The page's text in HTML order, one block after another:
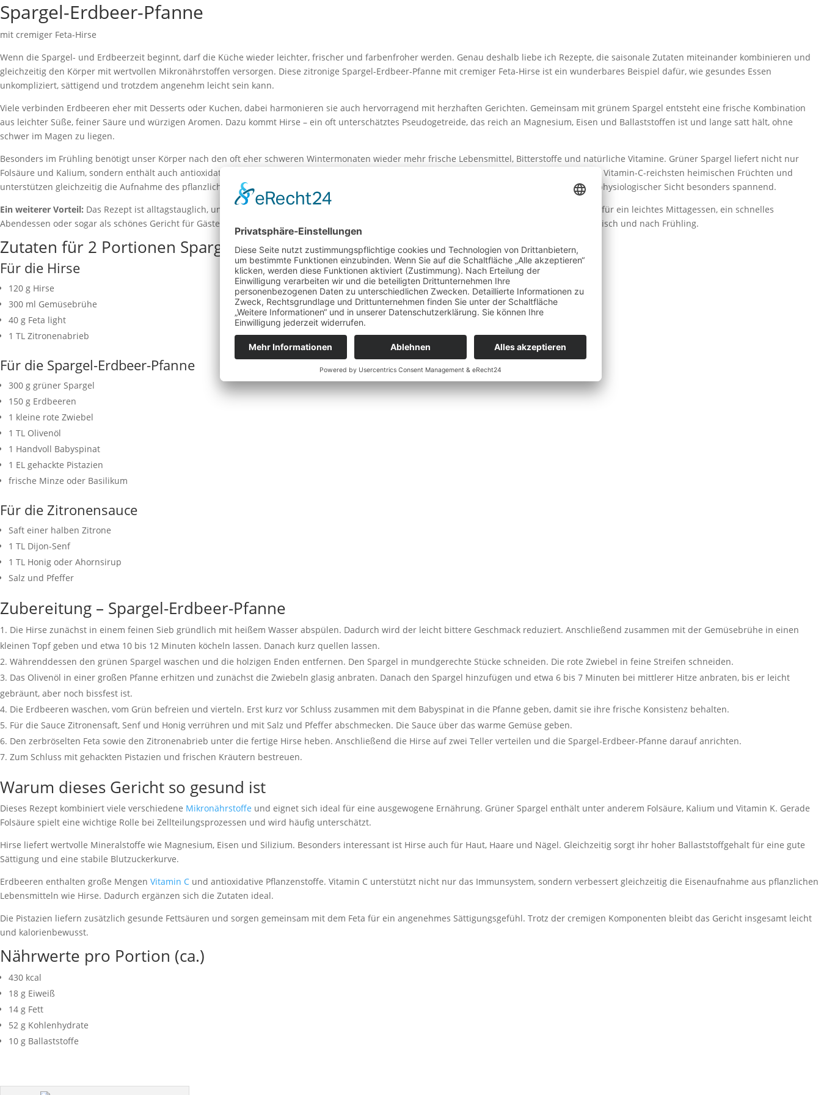
Spargel-Erdbeer-Pfanne
mit cremiger Feta-Hirse
Wenn die Spargel- und Erdbeerzeit beginnt, darf die Küche wieder leichter, frischer und farbenfroher werden. Genau deshalb liebe ich Rezepte, die saisonale Zutaten miteinander kombinieren und
gleichzeitig den Körper mit wertvollen Mikronährstoffen versorgen. Diese zitronige Spargel-Erdbeer-Pfanne mit cremiger Feta-Hirse ist ein wunderbares Beispiel dafür, wie gesundes Essen
unkompliziert, sättigend und trotzdem angenehm leicht sein kann.
Viele verbinden Erdbeeren eher mit Desserts oder Kuchen, dabei harmonieren sie auch hervorragend mit herzhaften Gerichten. Gemeinsam mit grünem Spargel entsteht eine frische Kombination
aus leichter Süße, feiner Säure und würzigen Aromen. Dazu kommt Hirse – ein oft unterschätztes Pseudogetreide, das reich an Magnesium, Eisen und Ballaststoffen ist und lange satt hält, ohne
schwer im Magen zu liegen.
Besonders im Frühling benötigt unser Körper nach den oft eher schweren Wintermonaten wieder mehr frische Lebensmittel, Bitterstoffe und natürliche Vitamine. Grüner Spargel liefert nicht nur
Folsäure und Kalium, sondern enthält auch antioxidative Pflanzenstoffe, die unsere Zellen schützen können. Erdbeeren wiederum gehören zu den Vitamin-C-reichsten heimischen Früchten und
unterstützen gleichzeitig die Aufnahme des pflanzlichen Eisens aus der Hirse. Genau diese Kombination macht das Gericht auch aus ernährungsphysiologischer Sicht besonders spannend.
Ein weiterer Vorteil: Das Rezept ist alltagstauglich, unkompliziert und steht in weniger als 30 Minuten auf dem Tisch. Damit eignet es sich perfekt für ein leichtes Mittagessen, ein schnelles
Abendessen oder sogar als schönes Gericht für Gäste. Durch die frischen Kräuter und die zitronige Sauce schmeckt die Pfanne wunderbar aromatisch und nach Frühling.
Zutaten für 2 Portionen Spargel-Erdbeer-Pfanne
Für die Hirse
120 g Hirse
300 ml Gemüsebrühe
40 g Feta light
1 TL Zitronenabrieb
Für die Spargel-Erdbeer-Pfanne
300 g grüner Spargel
150 g Erdbeeren
1 kleine rote Zwiebel
1 TL Olivenöl
1 Handvoll Babyspinat
1 EL gehackte Pistazien
frische Minze oder Basilikum
Für die Zitronensauce
Saft einer halben Zitrone
1 TL Dijon-Senf
1 TL Honig oder Ahornsirup
Salz und Pfeffer
Zubereitung – Spargel-Erdbeer-Pfanne
Die Hirse zunächst in einem feinen Sieb gründlich mit heißem Wasser abspülen. Dadurch wird der leicht bittere Geschmack reduziert. Anschließend zusammen mit der Gemüsebrühe in einen
kleinen Topf geben und etwa 10 bis 12 Minuten köcheln lassen. Danach kurz quellen lassen.
Währenddessen den grünen Spargel waschen und die holzigen Enden entfernen. Den Spargel in mundgerechte Stücke schneiden. Die rote Zwiebel in feine Streifen schneiden.
Das Olivenöl in einer großen Pfanne erhitzen und zunächst die Zwiebeln glasig anbraten. Danach den Spargel hinzufügen und etwa 6 bis 7 Minuten bei mittlerer Hitze anbraten, bis er leicht
gebräunt, aber noch bissfest ist.
Die Erdbeeren waschen, vom Grün befreien und vierteln. Erst kurz vor Schluss zusammen mit dem Babyspinat in die Pfanne geben, damit sie ihre frische Konsistenz behalten.
Für die Sauce Zitronensaft, Senf und Honig verrühren und mit Salz und Pfeffer abschmecken. Die Sauce über das warme Gemüse geben.
Den zerbröselten Feta sowie den Zitronenabrieb unter die fertige Hirse heben. Anschließend die Hirse auf zwei Teller verteilen und die Spargel-Erdbeer-Pfanne darauf anrichten.
Zum Schluss mit gehackten Pistazien und frischen Kräutern bestreuen.
Warum dieses Gericht so gesund ist
Dieses Rezept kombiniert viele verschiedene Mikronährstoffe und eignet sich ideal für eine ausgewogene Ernährung. Grüner Spargel enthält unter anderem Folsäure, Kalium und Vitamin K. Gerade
Folsäure spielt eine wichtige Rolle bei Zellteilungsprozessen und wird häufig unterschätzt.
Hirse liefert wertvolle Mineralstoffe wie Magnesium, Eisen und Silizium. Besonders interessant ist Hirse auch für Haut, Haare und Nägel. Gleichzeitig sorgt ihr hoher Ballaststoffgehalt für eine gute
Sättigung und eine stabile Blutzuckerkurve.
Erdbeeren enthalten große Mengen Vitamin C und antioxidative Pflanzenstoffe. Vitamin C unterstützt nicht nur das Immunsystem, sondern verbessert gleichzeitig die Eisenaufnahme aus pflanzlichen
Lebensmitteln wie Hirse. Dadurch ergänzen sich die Zutaten ideal.
Die Pistazien liefern zusätzlich gesunde Fettsäuren und sorgen gemeinsam mit dem Feta für ein angenehmes Sättigungsgefühl. Trotz der cremigen Komponenten bleibt das Gericht insgesamt leicht
und kalorienbewusst.
Nährwerte pro Portion (ca.)
430 kcal
18 g Eiweiß
14 g Fett
52 g Kohlenhydrate
10 g Ballaststoffe